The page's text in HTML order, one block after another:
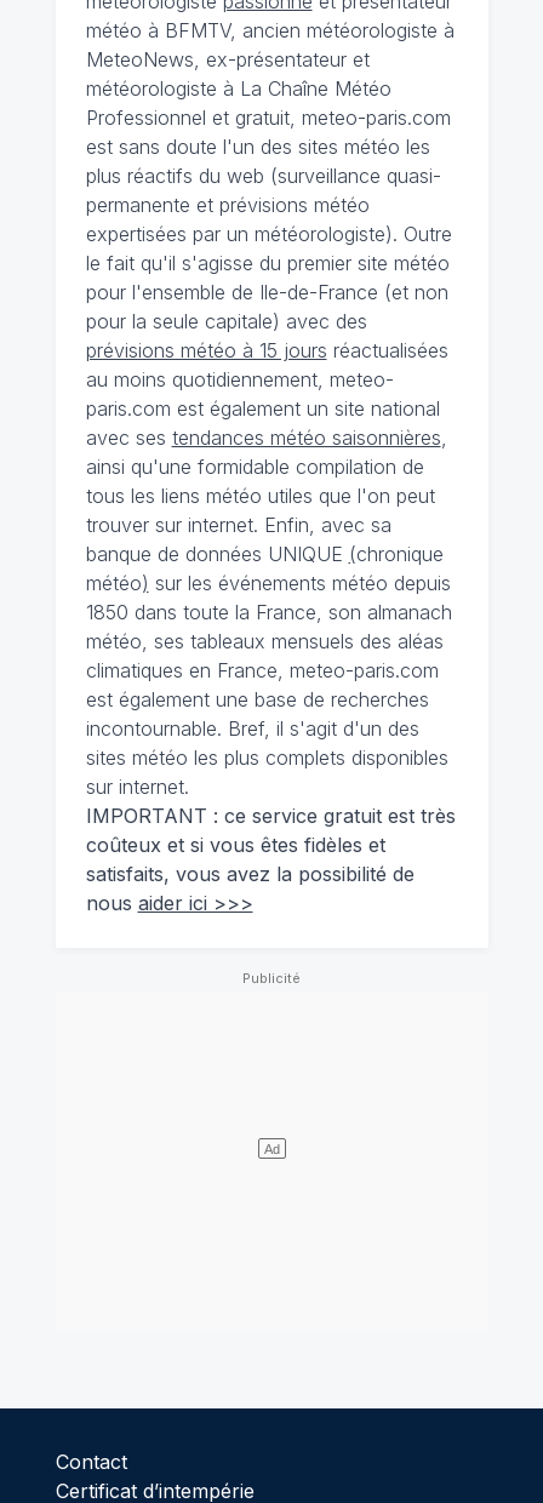
météo à BFMTV, ancien météorologiste à
MeteoNews, ex-présentateur et
météorologiste à La Chaîne Météo
Professionnel et gratuit, meteo-paris.com
est sans doute l'un des sites météo les
plus réactifs du web (surveillance quasi-
permanente et prévisions météo
expertisées par un météorologiste). Outre
le fait qu'il s'agisse du premier site météo
pour l'ensemble de Ile-de-France (et non
pour la seule capitale) avec des
prévisions météo à 15 jours réactualisées
au moins quotidiennement, meteo-
paris.com est également un site national
avec ses tendances météo saisonnières
ainsi qu'une formidable compilation de
tous les liens météo utiles que l'on peut
trouver sur internet. Enfin, avec sa
banque de données UNIQUE (chronique
météo) sur les événements météo depuis
1850 dans toute la France, son almanach
météo, ses tableaux mensuels des aléas
climatiques en France, meteo-paris.com
est également une base de recherches
incontournable. Bref, il s'agit d'un des
sites météo les plus complets disponibles
sur internet.
IMPORTANT : ce service gratuit est très
coûteux et si vous êtes fidèles et
satisfaits, vous avez la possibilité de
nous aider ici >>>
Contact
Certificat d’intempérie